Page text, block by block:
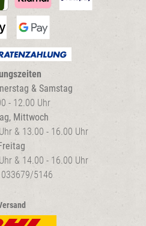
& Samstag
- 12.00 Uhr
Mittwoch
& 13.00 - 16.00 Uhr
& 14.00 - 16.00 Uhr
033679/5146